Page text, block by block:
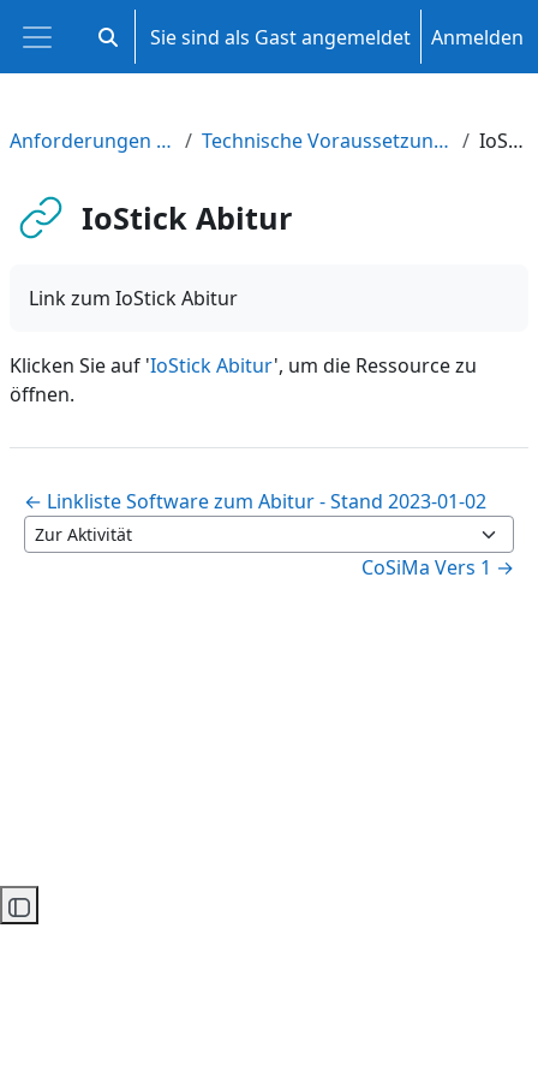
Zum Hauptinhalt
Website-Übersicht
Sucheingabe umschalten
Sie sind als Gast angemeldet Anmelden
Kursindex öffnen
Anforderungen an die IT-Infrastruktur Technische Voraussetzungen und Anforderungen des Fachs IoStick Abitur
IoStick Abitur
Link zum IoStick Abitur
Klicken Sie auf 'IoStick Abitur', um die Ressource zu
öffnen.
← Linkliste Software zum Abitur - Stand 2023-01-02
Zur Aktivität
CoSiMa Vers 1 →